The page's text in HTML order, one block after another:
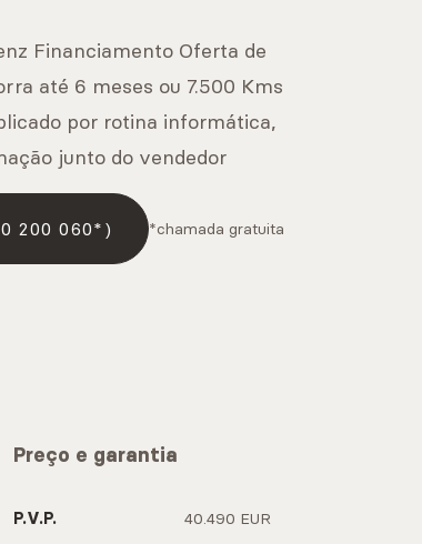
200 060*) *chamada gratuita
Financiamento Oferta de
até 6 meses ou 7.500 Kms
por rotina informática,
junto do vendedor
Preço e garantia
P.V.P. 40.490 EUR